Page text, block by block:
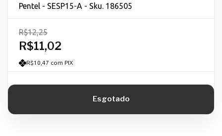
Pentel - SESP15-A - Sku. 186505
R$11,02
R$12,25
R$10,47 com PIX